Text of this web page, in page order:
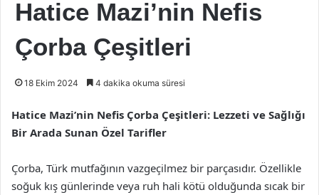
Hatice Mazi’nin Nefis
Çorba Çeşitleri
18 Ekim 2024 4 dakika okuma süresi
Hatice Mazi’nin Nefis Çorba Çeşitleri: Lezzeti ve Sağlığı
Bir Arada Sunan Özel Tarifler
Çorba, Türk mutfağının vazgeçilmez bir parçasıdır. Özellikle
soğuk kış günlerinde veya ruh hali kötü olduğunda sıcak bir